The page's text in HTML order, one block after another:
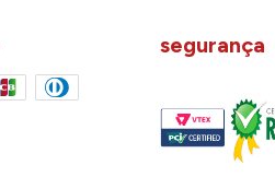
segurança